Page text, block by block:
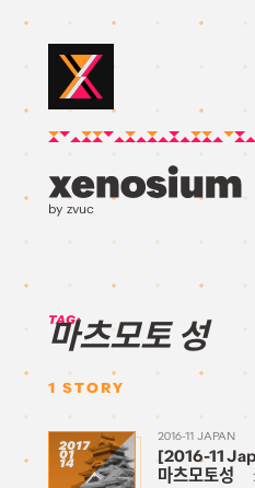
by zvuc
TAG:
마츠모토 성
1 STORY
2017
01
14
2016-11 JAPAN
[2016-11
마츠모토성